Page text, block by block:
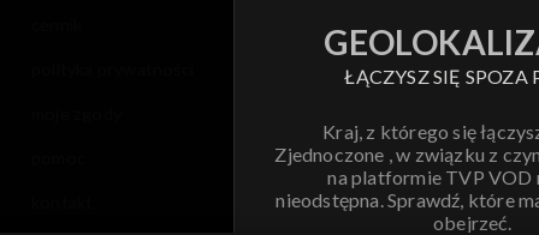
ŁĄCZYSZ SIĘ SPOZA
Kraj, z którego się
Zjednoczone , w związku z
na platformie TVP VOD
nieodstępna. Sprawdź, które
obejrzeć.